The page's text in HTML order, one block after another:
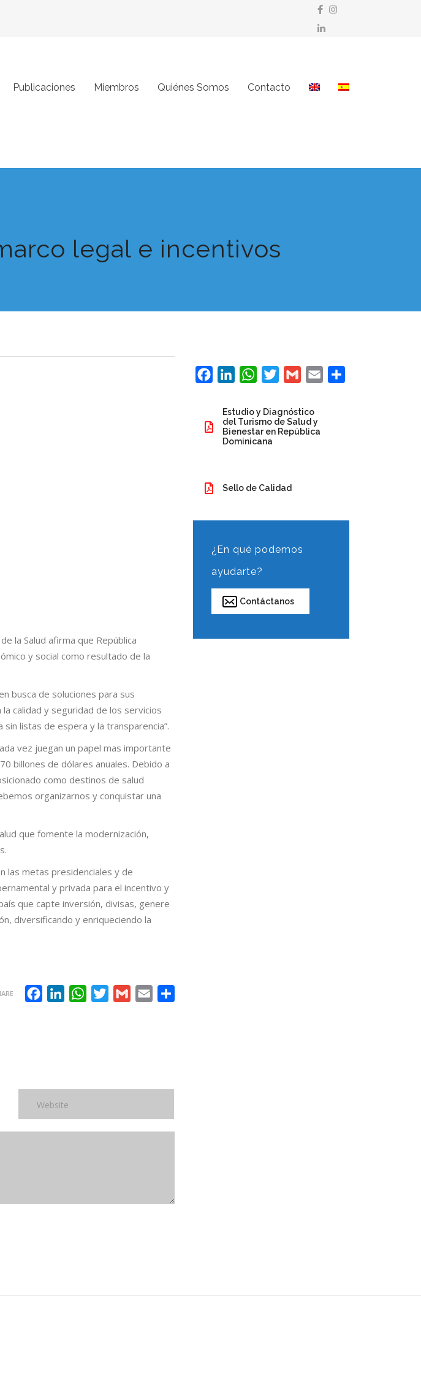
Publicaciones Miembros Quiénes Somos Contacto
legal e incentivos
la Salud afirma que República
y social como resultado de la
busca de soluciones para sus
calidad y seguridad de los servicios
listas de espera y la transparencia”.
vez juegan un papel mas importante
billones de dólares anuales. Debido a
como destinos de salud
organizarnos y conquistar una
que fomente la modernización,
las metas presidenciales y de
y privada para el incentivo y
que capte inversión, divisas, genere
diversificando y enriqueciendo la
FacebookLinkedInWhatsApp
TwitterGmail Email
FacebookLinkedInWhatsAppTwitterGmail Email
Estudio y Diagnóstico
del Turismo de Salud y
Bienestar en República
Dominicana
Sello de Calidad
¿En qué podemos
ayudarte?
Contáctanos